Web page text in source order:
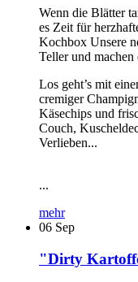
Wenn die Blätter
es Zeit für
Kochbox Unsere
Teller und machen
Los geht’s mit
cremiger
Käsechips und
Couch,
Verlieben...
...
mehr
06 Sep
"Dirty